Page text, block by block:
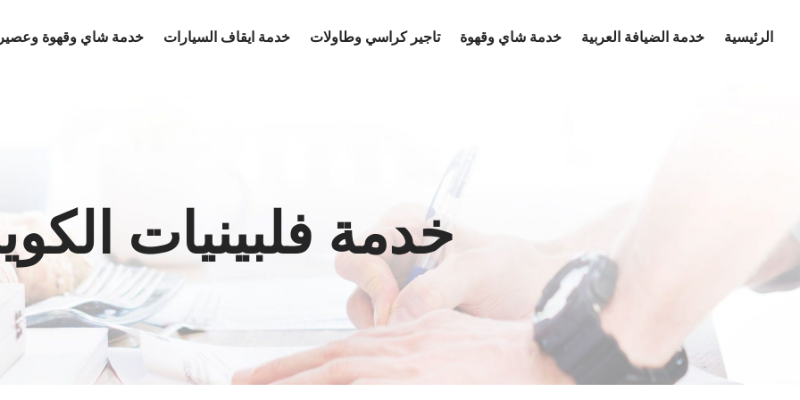
الرئيسية خدمة الضيافة العربية خدمة شاي وقهوة تاجير كراسي وطاولات خدمة ايقاف السيارات خدمة شاي وقهوة
خدمة فلبينيات